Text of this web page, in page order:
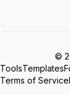
©
ToolsTemplates
Terms of Service